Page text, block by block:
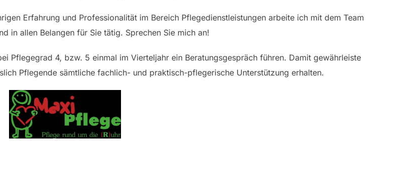
Erfahrung und Professionalität im Bereich Pflegedienstleistungen arbeite ich mit dem Team
in allen Belangen für Sie tätig. Sprechen Sie mich an!
Pflegegrad 4, bzw. 5 einmal im Vierteljahr ein Beratungsgespräch führen. Damit gewährleiste
Pflegende sämtliche fachlich- und praktisch-pflegerische Unterstützung erhalten.